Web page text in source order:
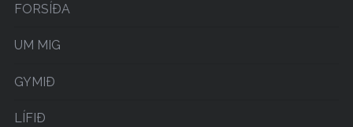
FORSÍÐA
UM MIG
GYMIÐ
LÍFIÐ